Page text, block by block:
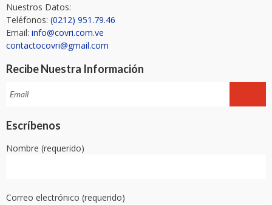
Nuestros Datos:
Teléfonos: (0212) 951.79.46
Email: info@covri.com.ve
contactocovri@gmail.com
Recibe Nuestra Información
Escríbenos
Nombre (requerido)
Correo electrónico (requerido)